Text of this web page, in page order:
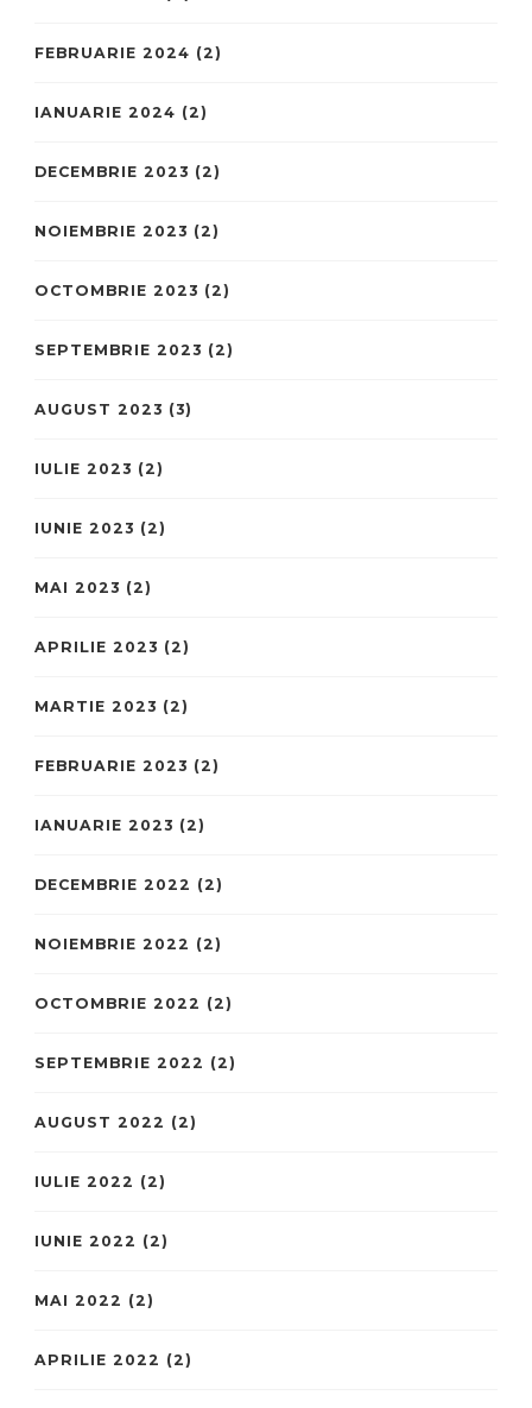
FEBRUARIE 2024 (2)
IANUARIE 2024 (2)
DECEMBRIE 2023 (2)
NOIEMBRIE 2023 (2)
OCTOMBRIE 2023 (2)
SEPTEMBRIE 2023 (2)
AUGUST 2023 (3)
IULIE 2023 (2)
IUNIE 2023 (2)
MAI 2023 (2)
APRILIE 2023 (2)
MARTIE 2023 (2)
FEBRUARIE 2023 (2)
IANUARIE 2023 (2)
DECEMBRIE 2022 (2)
NOIEMBRIE 2022 (2)
OCTOMBRIE 2022 (2)
SEPTEMBRIE 2022 (2)
AUGUST 2022 (2)
IULIE 2022 (2)
IUNIE 2022 (2)
MAI 2022 (2)
APRILIE 2022 (2)